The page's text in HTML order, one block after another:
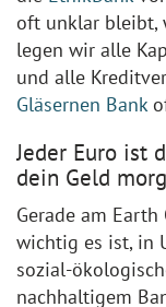
oft unklar bleibt,
legen wir alle
und alle
Gläsernen Bank
Jeder Euro ist
dein Geld
Gerade am
wichtig es ist, in
sozial-
nachhaltigem